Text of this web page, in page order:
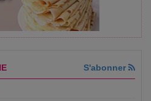
S'abonner